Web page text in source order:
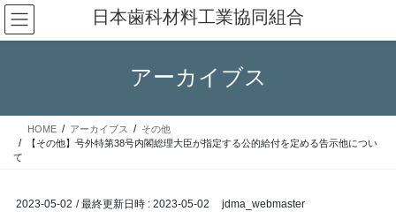
コ
ン
テ
ス
ナ
ビ
ゲ
ン
日本歯科材料工業協同組合
アーカイブス
HOME アーカイブス
その他
【その他】号外特第38号内閣総理大臣が指定する公的給付を定める告示他につい
て
2023-05-02 / 最終更新日時 : 2023-05-02 jdma_webmaster